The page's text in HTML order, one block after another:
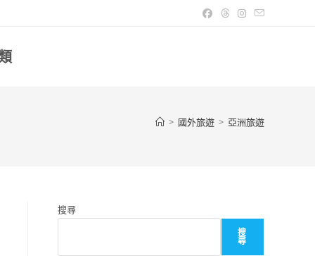
> 國外旅遊 > 亞洲旅遊
搜尋
搜
尋